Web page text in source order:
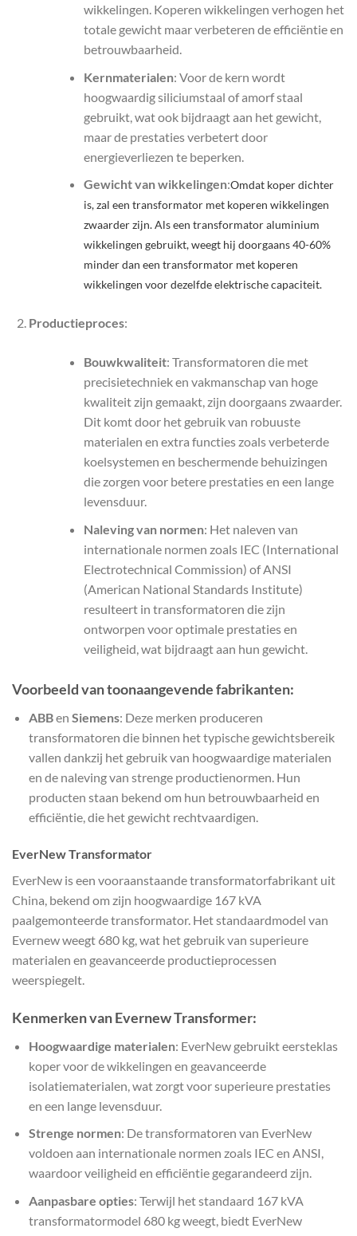
wikkelingen. Koperen wikkelingen verhogen het
totale gewicht maar verbeteren de efficiëntie en
betrouwbaarheid.
Kernmaterialen: Voor de kern wordt
hoogwaardig siliciumstaal of amorf staal
gebruikt, wat ook bijdraagt aan het gewicht,
maar de prestaties verbetert door
energieverliezen te beperken.
Gewicht van wikkelingen:Omdat koper dichter
is, zal een transformator met koperen wikkelingen
zwaarder zijn. Als een transformator aluminium
wikkelingen gebruikt, weegt hij doorgaans 40-60%
minder dan een transformator met koperen
wikkelingen voor dezelfde elektrische capaciteit.
Productieproces:
Bouwkwaliteit: Transformatoren die met
precisietechniek en vakmanschap van hoge
kwaliteit zijn gemaakt, zijn doorgaans zwaarder.
Dit komt door het gebruik van robuuste
materialen en extra functies zoals verbeterde
koelsystemen en beschermende behuizingen
die zorgen voor betere prestaties en een lange
levensduur.
Naleving van normen: Het naleven van
internationale normen zoals IEC (International
Electrotechnical Commission) of ANSI
(American National Standards Institute)
resulteert in transformatoren die zijn
ontworpen voor optimale prestaties en
veiligheid, wat bijdraagt aan hun gewicht.
Voorbeeld van toonaangevende fabrikanten:
ABBen Siemens: Deze merken produceren
transformatoren die binnen het typische gewichtsbereik
vallen dankzij het gebruik van hoogwaardige materialen
en de naleving van strenge productienormen. Hun
producten staan bekend om hun betrouwbaarheid en
efficiëntie, die het gewicht rechtvaardigen.
EverNew Transformator
EverNew is een vooraanstaande transformatorfabrikant uit
China, bekend om zijn hoogwaardige 167 kVA
paalgemonteerde transformator. Het standaardmodel van
Evernew weegt 680 kg, wat het gebruik van superieure
materialen en geavanceerde productieprocessen
weerspiegelt.
Kenmerken van Evernew Transformer:
Hoogwaardige materialen: EverNew gebruikt eersteklas
koper voor de wikkelingen en geavanceerde
isolatiematerialen, wat zorgt voor superieure prestaties
en een lange levensduur.
Strenge normen: De transformatoren van EverNew
voldoen aan internationale normen zoals IEC en ANSI,
waardoor veiligheid en efficiëntie gegarandeerd zijn.
Aanpasbare opties: Terwijl het standaard 167 kVA
transformatormodel 680 kg weegt, biedt EverNew